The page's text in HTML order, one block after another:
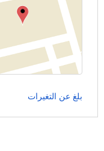
بلغ عن التغيرات